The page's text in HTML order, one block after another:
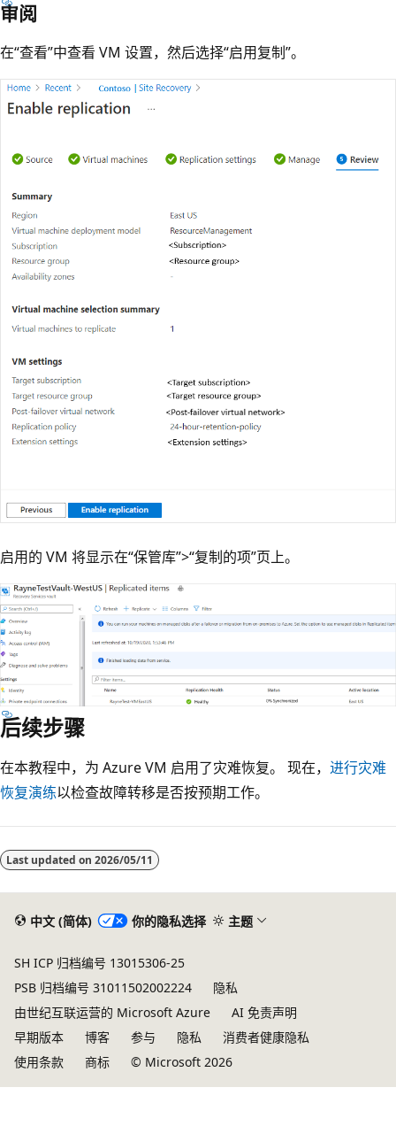
审阅
在“查看”中查看 VM 设置，然后选择“启用复制”。
启用的 VM 将显示在“保管库”>“复制的项”页上。
后续步骤
在本教程中，为 Azure VM 启用了灾难恢复。 现在， 进行灾难
恢复演练以检查故障转移是否按预期工作。
Last updated on 2026/05/11
中文 (简体) 你的隐私选择 主题
SH ICP 归档编号 13015306-25
PSB 归档编号 31011502002224
隐私
由世纪互联运营的 Microsoft Azure
AI 免责声明
早期版本
博客 参与 隐私
消费者健康隐私
使用条款
商标 © Microsoft 2026